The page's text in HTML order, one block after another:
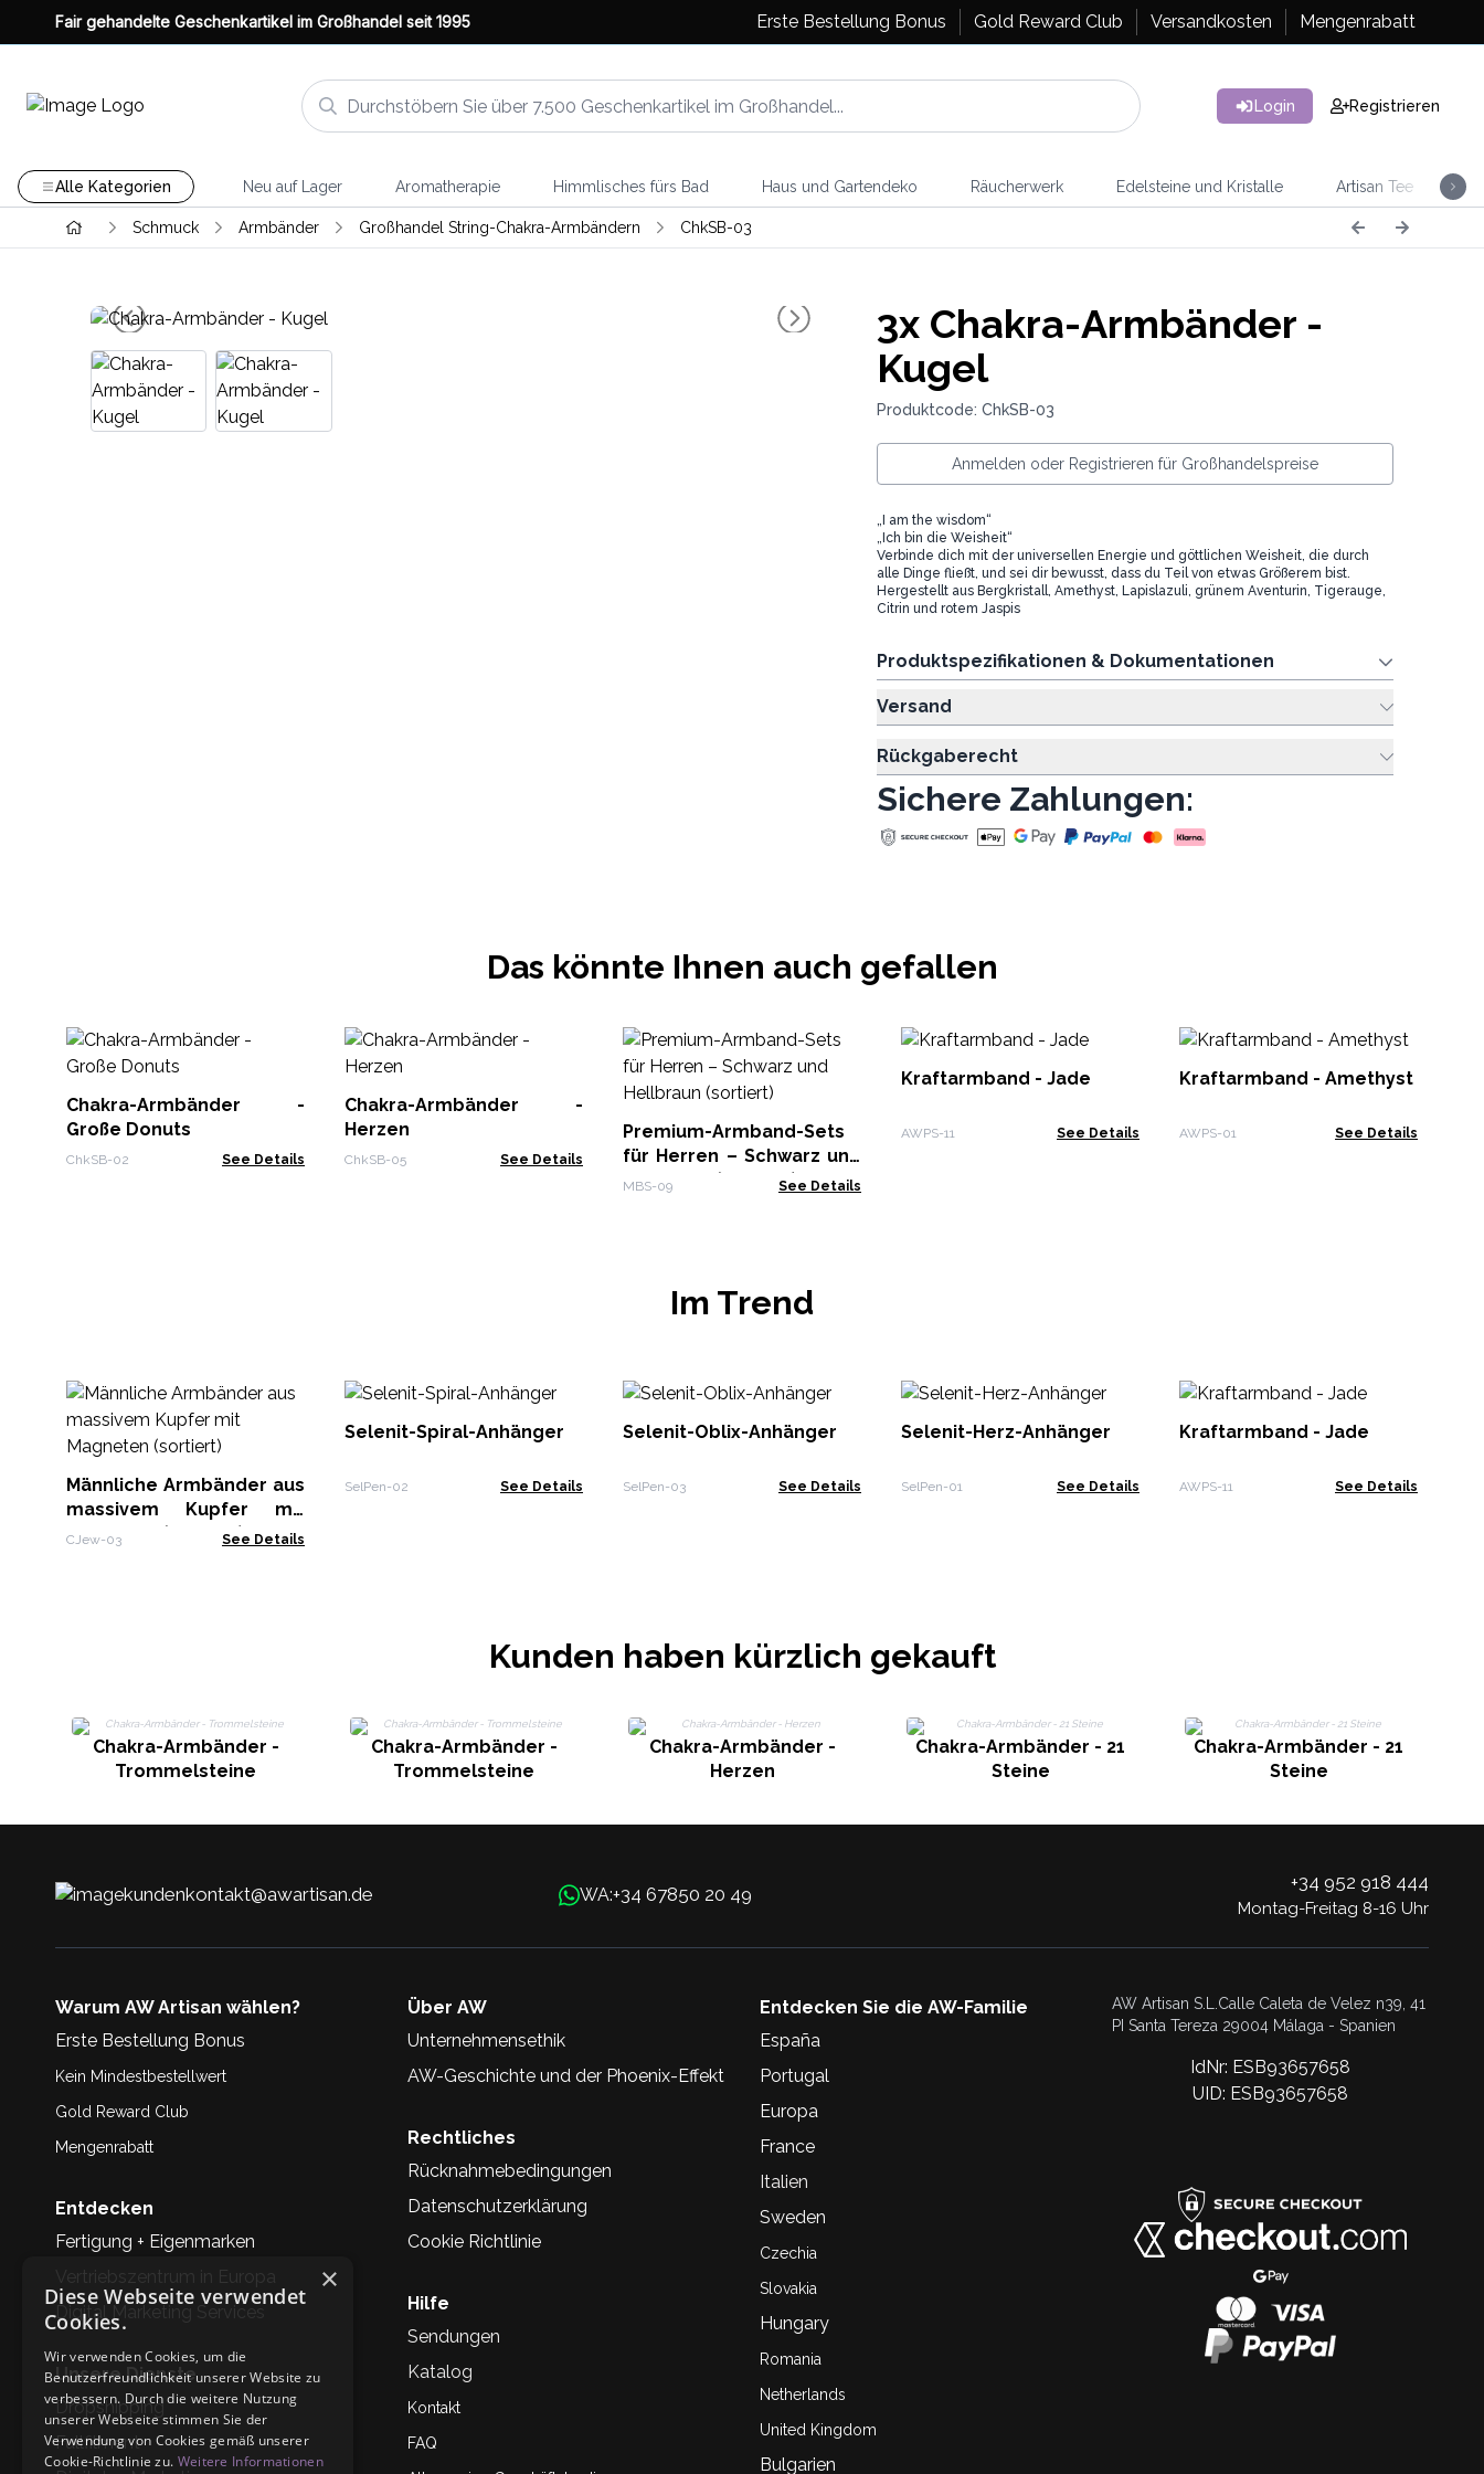
Fair gehandelte Geschenkartikel im Großhandel seit 1995 Erste Bestellung Bonus Gold Reward Club Versandkosten Mengenrabatt
Login Registrieren
Alle Kategorien Neu auf Lager Aromatherapie Himmlisches fürs Bad Haus und Gartendeko Räucherwerk Edelsteine und Kristalle Artisan Tee
Schmuck Armbänder Großhandel String-Chakra-Armbändern ChkSB-03
3xChakra-Armbänder -
Kugel
Produktcode: ChkSB-03
Anmelden oder Registrieren für Großhandelspreise
„I am the wisdom“
„Ich bin die Weisheit“
Verbinde dich mit der universellen Energie und göttlichen Weisheit, die durch
alle Dinge fließt, und sei dir bewusst, dass du Teil von etwas Größerem bist.
Hergestellt aus Bergkristall, Amethyst, Lapislazuli, grünem Aventurin, Tigerauge,
Citrin und rotem Jaspis
Produktspezifikationen & Dokumentationen
Versand
Rückgaberecht
Sichere Zahlungen:
Das könnte Ihnen auch gefallen
Chakra-Armbänder -
Große Donuts
ChkSB-02 See Details
Chakra-Armbänder -
Herzen
ChkSB-05 See Details
Premium-Armband-Sets
für Herren – Schwarz und
Hellbraun (sortiert)
MBS-09 See Details
Kraftarmband - Jade
AWPS-11 See Details
Kraftarmband - Amethyst
AWPS-01 See Details
Im Trend
Männliche Armbänder aus
massivem Kupfer mit
Magneten (sortiert)
CJew-03 See Details
Selenit-Spiral-Anhänger
SelPen-02 See Details
Selenit-Oblix-Anhänger
SelPen-03 See Details
Selenit-Herz-Anhänger
SelPen-01 See Details
Kraftarmband - Jade
AWPS-11 See Details
Kunden haben kürzlich gekauft
Chakra-Armbänder -
Trommelsteine
Chakra-Armbänder -
Trommelsteine
Chakra-Armbänder -
Herzen
Chakra-Armbänder - 21
Steine
Chakra-Armbänder - 21
Steine
kundenkontakt@awartisan.de WA:+34 67850 20 49
+34 952 918 444
Montag-Freitag 8-16 Uhr
Warum AW Artisan wählen?
Erste Bestellung Bonus
Kein Mindestbestellwert
Gold Reward Club
Mengenrabatt
Entdecken
Fertigung + Eigenmarken
Vertriebszentrum in Europa
Digital Marketing Services
Unsere Dienste
Dropshipping
Fullfilment
Über AW
Unternehmensethik
AW-Geschichte und der Phoenix-Effekt
Rechtliches
Rücknahmebedingungen
Datenschutzerklärung
Cookie Richtlinie
Hilfe
Sendungen
Katalog
Kontakt
FAQ
Entdecken Sie die AW-Familie
España
Portugal
Europa
France
Italien
Sweden
Czechia
Slovakia
Hungary
Romania
Netherlands
United Kingdom
Bulgarien
AW Artisan S.L.Calle Caleta de Velez n39, 41
PI Santa Tereza 29004 Málaga - Spanien
IdNr: ESB93657658
UID: ESB93657658
×
Diese Webseite verwendet
Cookies.
Wir verwenden Cookies, um die
Benutzerfreundlichkeit unserer Website zu
verbessern. Durch die weitere Nutzung
unserer Webseite stimmen Sie der
Verwendung von Cookies gemäß unserer
Cookie-Richtlinie zu. Weitere Informationen